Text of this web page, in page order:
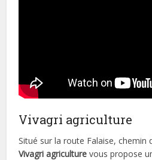
Vivagri agriculture
Situé sur la route Falaise, chemin
Vivagri agriculture vous propose